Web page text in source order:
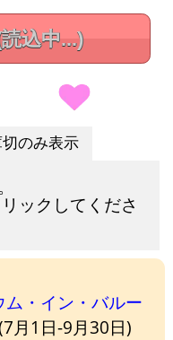
込中...)
のみ表示
ックしてくださ
ム・イン・バルー
月1日-9月30日)